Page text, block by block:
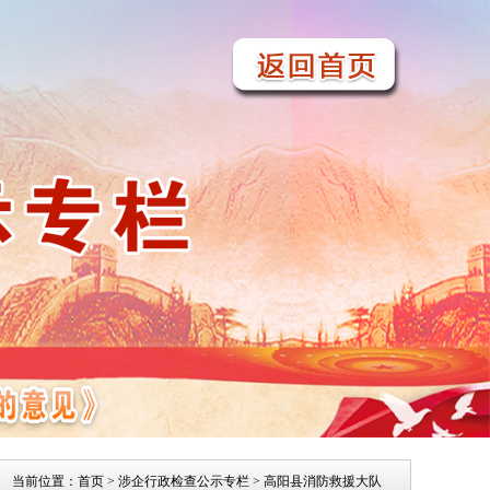
当前位置： 首页 > 涉企行政检查公示专栏 > 高阳县消防救援大队